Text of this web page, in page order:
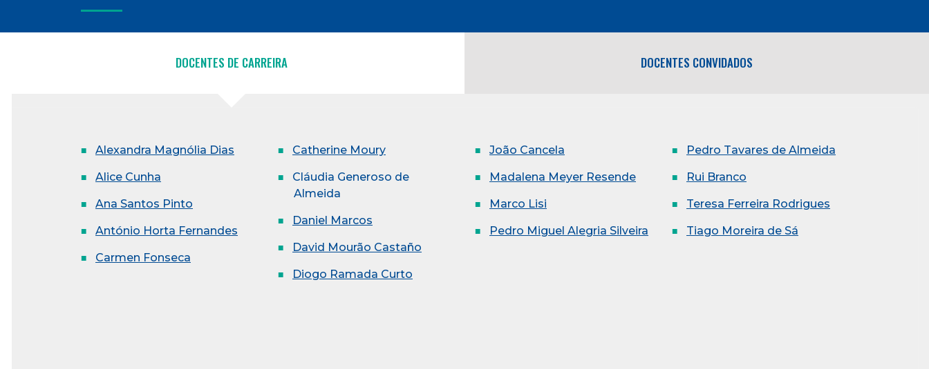
DOCENTES DE CARREIRA DOCENTES CONVIDADOS
Alexandra Magnólia Dias
Alice Cunha
Ana Santos Pinto
António Horta Fernandes
Carmen Fonseca
Catherine Moury
Cláudia Generoso de
Almeida
Daniel Marcos
David Mourão Castaño
Diogo Ramada Curto
João Cancela
Madalena Meyer Resende
Marco Lisi
Pedro Miguel Alegria Silveira
Pedro Tavares de Almeida
Rui Branco
Teresa Ferreira Rodrigues
Tiago Moreira de Sá